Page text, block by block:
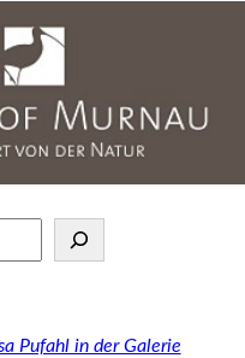
Pufahl in der Galerie